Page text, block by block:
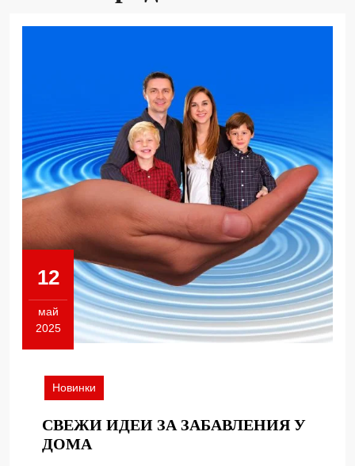
12
май
2025
12.05.2025
Новинки
СВЕЖИ ИДЕИ ЗА ЗАБАВЛЕНИЯ У
ДОМА